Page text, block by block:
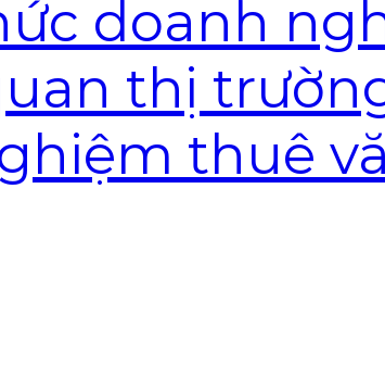
doanh
thị
thuê